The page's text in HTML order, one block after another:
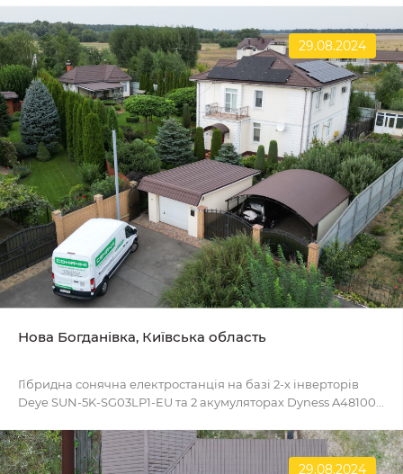
29.08.2024
Нова Богданівка, Київська область
Гібридна сонячна електростанція на базі 2-х інверторів
Deye SUN-5K-SG03LP1-EU та 2 акумуляторах Dyness A48100...
29.08.2024